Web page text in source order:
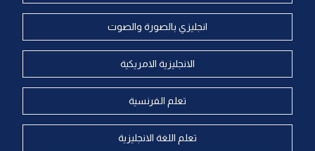
انجليزي بالصورة والصوت
الانجليزية الامريكية
تعلم الفرنسية
تعلم اللغة الانجليزية